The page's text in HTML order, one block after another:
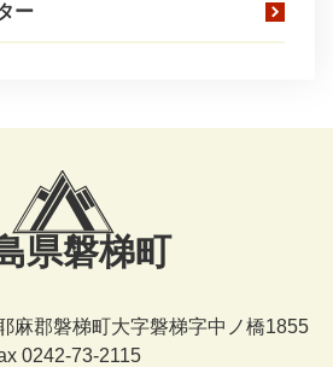
ー
県磐梯町
郡磐梯町大字磐梯字中ノ橋1855
0242-73-2115